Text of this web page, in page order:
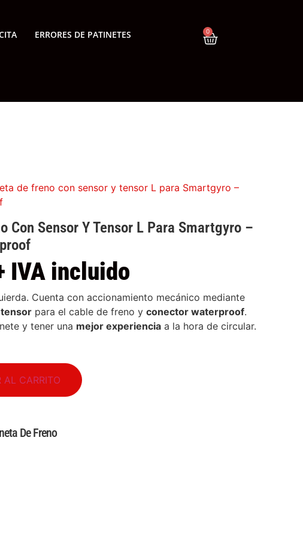
ERRORES DE PATINETES 0
de freno con sensor y tensor L para Smartgyro –
Con Sensor Y Tensor L Para Smartgyro –
IVA incluido
Cuenta con accionamiento mecánico mediante
para el cable de freno y conector waterproof.
y tener una mejor experiencia a la hora de circular.
AL CARRITO
De Freno